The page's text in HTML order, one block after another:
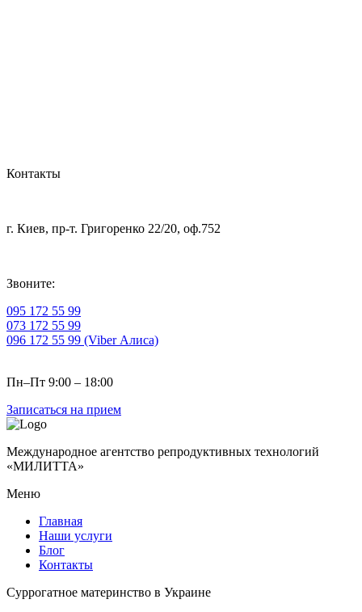
Контакты
г. Киев, пр-т. Григоренко 22/20, оф.752
Звоните:
095 172 55 99
073 172 55 99
096 172 55 99 (Viber Алиса)
Пн–Пт 9:00 – 18:00
Записаться на прием
Международное агентство репродуктивных технологий
«МИЛИТТА»
Меню
Главная
Наши услуги
Блог
Контакты
Суррогатное материнство в Украине